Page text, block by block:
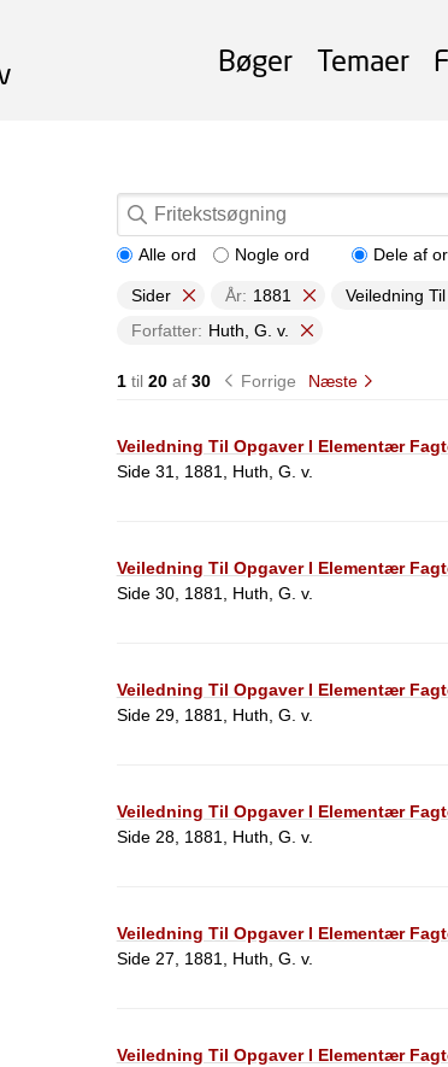
Bøger Temaer
Alle ord Nogle ord Dele af
Sider År: 1881
Veiledning
Forfatter: Huth, G. v.
1til 20af 30 Forrige Næste
Veiledning Til Opgaver I Elementær
Side 31, 1881, Huth, G. v.
Veiledning Til Opgaver I Elementær
Side 30, 1881, Huth, G. v.
Veiledning Til Opgaver I Elementær
Side 29, 1881, Huth, G. v.
Veiledning Til Opgaver I Elementær
Side 28, 1881, Huth, G. v.
Veiledning Til Opgaver I Elementær
Side 27, 1881, Huth, G. v.
Veiledning Til Opgaver I Elementær